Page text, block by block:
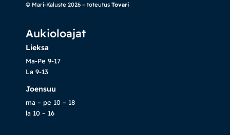
© Mari-Kaluste 2026 – toteutus Tovari
Aukioloajat
Lieksa
Ma-Pe 9-17
La 9-13
Joensuu
ma – pe 10 – 18
la 10 – 16